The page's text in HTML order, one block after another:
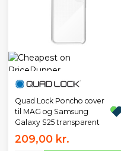
Quad Lock Poncho cover
til MAG og Samsung
Galaxy S25 transparent
209,00 kr.